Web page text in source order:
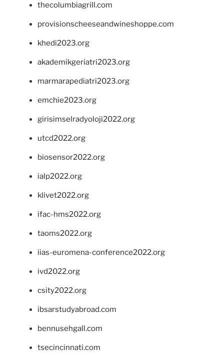
thecolumbiagrill.com
provisionscheeseandwineshoppe.com
khedi2023.org
akademikgeriatri2023.org
marmarapediatri2023.org
emchie2023.org
girisimselradyoloji2022.org
utcd2022.org
biosensor2022.org
ialp2022.org
klivet2022.org
ifac-hms2022.org
taoms2022.org
iias-euromena-conference2022.org
ivd2022.org
csity2022.org
ibsarstudyabroad.com
bennusehgall.com
tsecincinnati.com